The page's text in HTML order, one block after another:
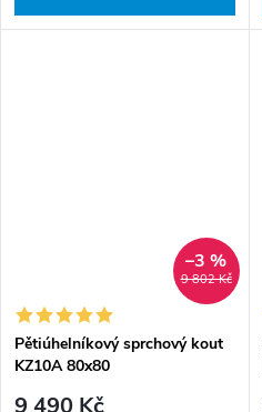
9 802 Kč
–3 %
Pětiúhelníkový sprchový kout
KZ10A 80x80
9 490 Kč